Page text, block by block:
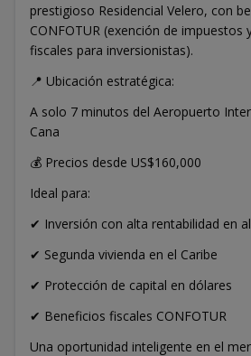
prestigioso Residencial Velero, con
CONFOTUR (exención de impuestos
fiscales para inversionistas).
📍 Ubicación estratégica:
A solo 7 minutos del Aeropuerto
Cana
💰 Precios desde US$160,000
Ideal para:
✔ Inversión con alta rentabilidad en
✔ Segunda vivienda en el Caribe
✔ Protección de capital en dólares
✔ Beneficios fiscales CONFOTUR
Una oportunidad inteligente en el